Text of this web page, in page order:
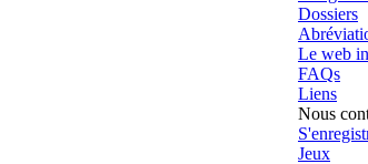
Dossiers
Le web
FAQs
Liens
Nous
Jeux